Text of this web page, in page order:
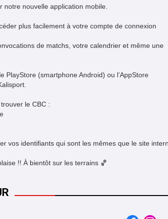
nouvelle application mobile.
plus facilement à votre compte de connexion
de matchs, votre calendrier et même une
PlayStore (smartphone Android) ou l’AppStore
le CBC :
vos identifiants qui sont les mêmes que le site
!! À bientôt sur les terrains 🏀